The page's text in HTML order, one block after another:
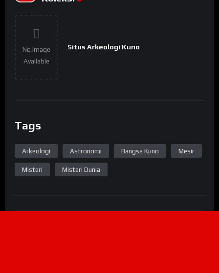
No Image
Available
Situs Arkeologi Kuno
Tags
Arkeologi Astronomi Bangsa Kuno Mesir
Misteri Misteri Dunia